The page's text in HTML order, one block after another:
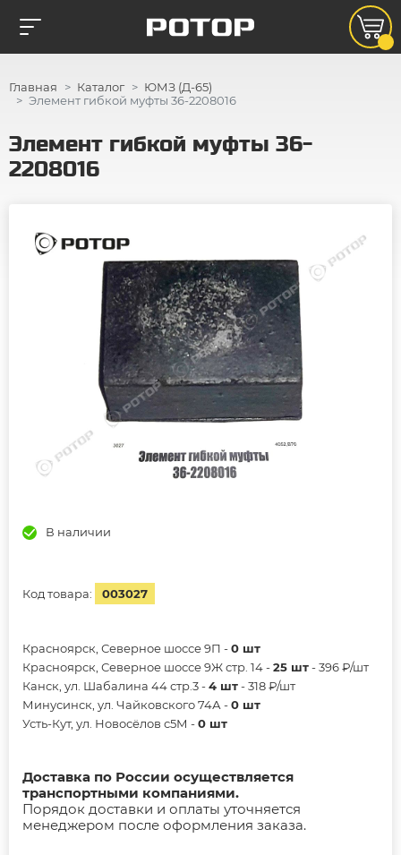
Главная Каталог
ЮМЗ (Д-65)
Элемент гибкой муфты 36-2208016
Элемент гибкой муфты 36-
2208016
В наличии
Код товара: 003027
Красноярск, Северное шоссе 9П -0 шт
Красноярск, Северное шоссе 9Ж стр. 14 -25 шт- 396 ₽/шт
Канск, ул. Шабалина 44 стр.3 -4 шт- 318 ₽/шт
Минусинск, ул. Чайковского 74А -0 шт
Усть-Кут, ул. Новосёлов с5М -0 шт
Доставка по России осуществляется
транспортными компаниями.
Порядок доставки и оплаты уточняется
менеджером после оформления заказа.